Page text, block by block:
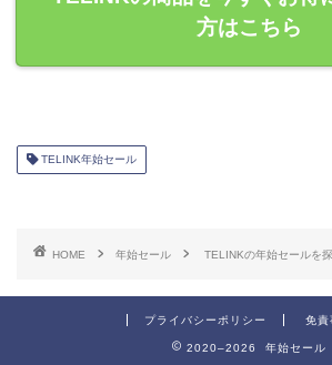
方はこちら
TELINK年始セール
HOME 年始セール TELINKの年始セールを
プライバシーポリシー 免責
2020–2026 年始セール